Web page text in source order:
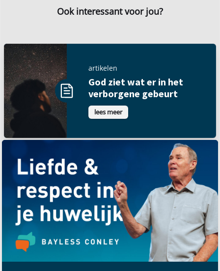
Ook interessant voor jou?
artikelen
God ziet wat er in het
verborgene gebeurt
lees meer